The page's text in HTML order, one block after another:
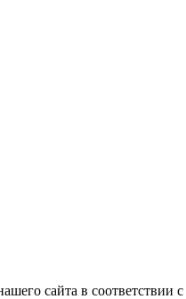
сайта в соответствии с